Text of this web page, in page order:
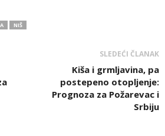
NIŠ
SLEDEĆI ČLANAK
Kiša i grmljavina, pa
postepeno otopljenje:
Prognoza za Požarevac i
Srbiju